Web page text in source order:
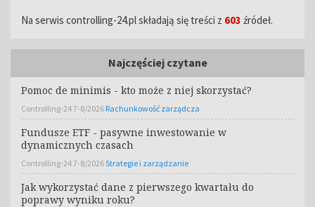
Na serwis controlling-24.pl składają się treści z 603 źródeł.
Najczęściej czytane
Pomoc de minimis - kto może z niej skorzystać?
Controlling-24 7-8/2026 Rachunkowość zarządcza
Fundusze ETF - pasywne inwestowanie w
dynamicznych czasach
Controlling-24 7-8/2026Strategie i zarządzanie
Jak wykorzystać dane z pierwszego kwartału do
poprawy wyniku roku?